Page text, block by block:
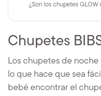
Chupetes
Los chupetes de noche
lo que hace que sea
bebé encontrar el
¿Son los chupetes GLOW